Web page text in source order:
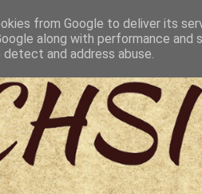
from Google to deliver its
along with performance
and address abuse.